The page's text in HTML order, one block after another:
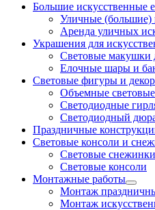
Большие искусственные
Уличные (большие)
Аренда уличных
Украшения для
Световые макушки
Елочные шары и
Световые фигуры и
Объемные
Светодиодные
Светодиодный
Праздничные
Световые консоли и
Световые снежинки
Световые консоли
Монтажные работы
Монтаж
Монтаж